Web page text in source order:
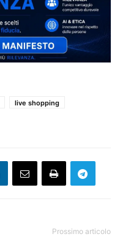
live shopping
Prossimo articolo